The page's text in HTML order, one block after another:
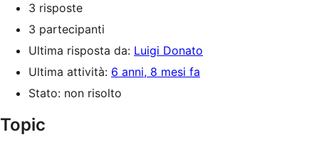
3 risposte
3 partecipanti
Ultima risposta da: Luigi Donato
Ultima attività: 6 anni, 8 mesi fa
Stato: non risolto
Topic